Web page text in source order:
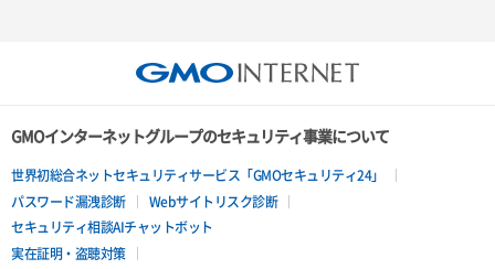
GMOインターネットグループのセキュリティ事業について
世界初総合ネットセキュリティサービス「GMOセキュリティ24」
パスワード漏洩診断
Webサイトリスク診断
セキュリティ相談AIチャットボット
実在証明・盗聴対策